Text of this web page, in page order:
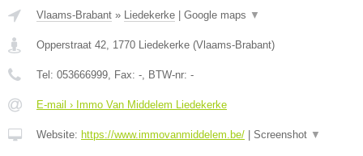
Vlaams-Brabant » Liedekerke Google maps ▼
Opperstraat 42 1770 Liedekerke (Vlaams-Brabant)
Tel: 053666999 , Fax: - , BTW-nr: -
E-mail › Immo Van Middelem Liedekerke
Website: https://www.immovanmiddelem.be/ Screenshot ▼